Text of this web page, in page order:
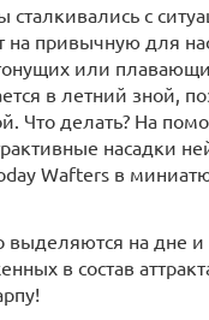
с
на привычную для
или
в летний зной,
Что делать? На
насадки
Wafters в
на дне и
в состав